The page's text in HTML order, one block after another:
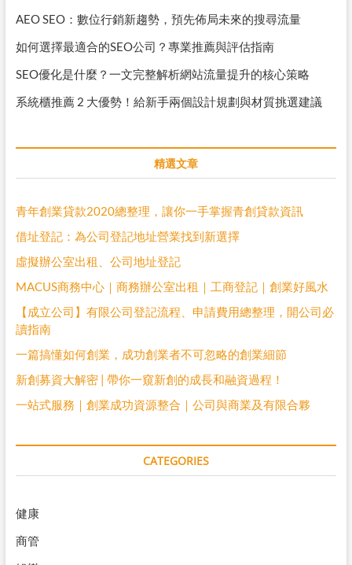
AEO SEO：數位行銷新趨勢，預先佈局未來的搜尋流量
如何選擇最適合的SEO公司？專業推薦與評估指南
SEO優化是什麼？一文完整解析網站流量提升的核心策略
系統櫃推薦 2 大優勢！給新手兩個設計規劃與材質挑選建議
精選文章
青年創業貸款2020總整理，讓你一手掌握青創貸款資訊
借址登記：為公司登記地址營業找到新選擇
虛擬辦公室出租、公司地址登記
MACUS商務中心｜商務辦公室出租｜工商登記｜創業好風水
【成立公司】有限公司登記流程、申請費用總整理，開公司必
讀指南
一篇搞懂如何創業，成功創業者不可忽略的創業細節
新創募資大解密 | 帶你一窺新創的成長和融資過程！
一站式服務｜創業成功資源整合｜公司與商業及有限合夥
CATEGORIES
健康
商管